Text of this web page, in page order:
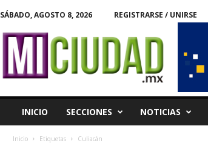
SÁBADO, AGOSTO 8, 2026 REGISTRARSE / UNIRSE
u
INICIO SECCIONES NOTICIAS
Inicio Etiquetas Culiacán